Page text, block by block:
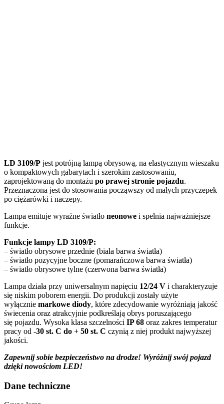
LD 3109/P jest potrójną lampą obrysową, na elastycznym wieszaku
o kompaktowych gabarytach i szerokim zastosowaniu,
zaprojektowaną do montażu po prawej stronie pojazdu.
Przeznaczona jest do stosowania począwszy od małych przyczepek
po ciężarówki i naczepy.
Lampa emituje wyraźne światło neonowe i spełnia najważniejsze
funkcje.
Funkcje lampy LD 3109/P:
– światło obrysowe przednie (biała barwa światła)
– światło pozycyjne boczne (pomarańczowa barwa światła)
– światło obrysowe tylne (czerwona barwa światła)
Lampa działa przy uniwersalnym napięciu 12/24 V i charakteryzuje
się niskim poborem energii. Do produkcji zostały użyte
wyłącznie markowe diody, które zdecydowanie wyróżniają jakość
świecenia oraz atrakcyjnie podkreślają obrys poruszającego
się pojazdu. Wysoka klasa szczelności IP 68 oraz zakres temperatur
pracy od -30 st. C do + 50 st. C czynią z niej produkt najwyższej
jakości.
Zapewnij sobie bezpieczeństwo na drodze! Wyróżnij swój pojazd
dzięki nowościom LED!
Dane techniczne